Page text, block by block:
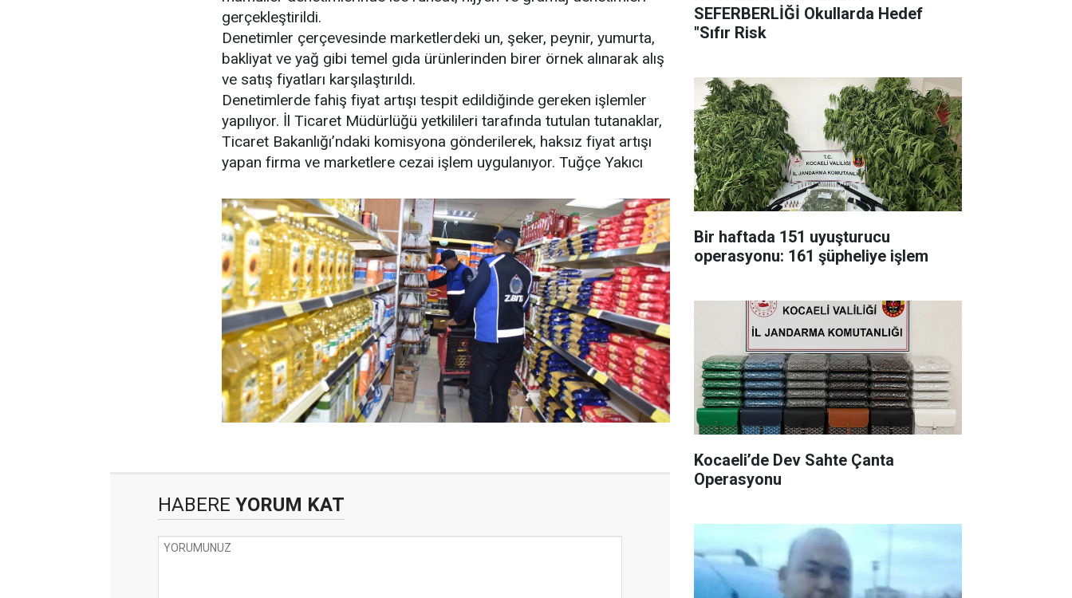
gerçekleştirildi.
Denetimler çerçevesinde marketlerdeki un, şeker, peynir, yumurta,
bakliyat ve yağ gibi temel gıda ürünlerinden birer örnek alınarak alış
ve satış fiyatları karşılaştırıldı.
Denetimlerde fahiş fiyat artışı tespit edildiğinde gereken işlemler
yapılıyor. İl Ticaret Müdürlüğü yetkilileri tarafında tutulan tutanaklar,
Ticaret Bakanlığı’ndaki komisyona gönderilerek, haksız fiyat artışı
yapan firma ve marketlere cezai işlem uygulanıyor. Tuğçe Yakıcı
HABERE YORUM KAT
SEFERBERLİĞİ Okullarda Hedef
"Sıfır Risk
Bir haftada 151 uyuşturucu
operasyonu: 161 şüpheliye işlem
Kocaeli’de Dev Sahte Çanta
Operasyonu